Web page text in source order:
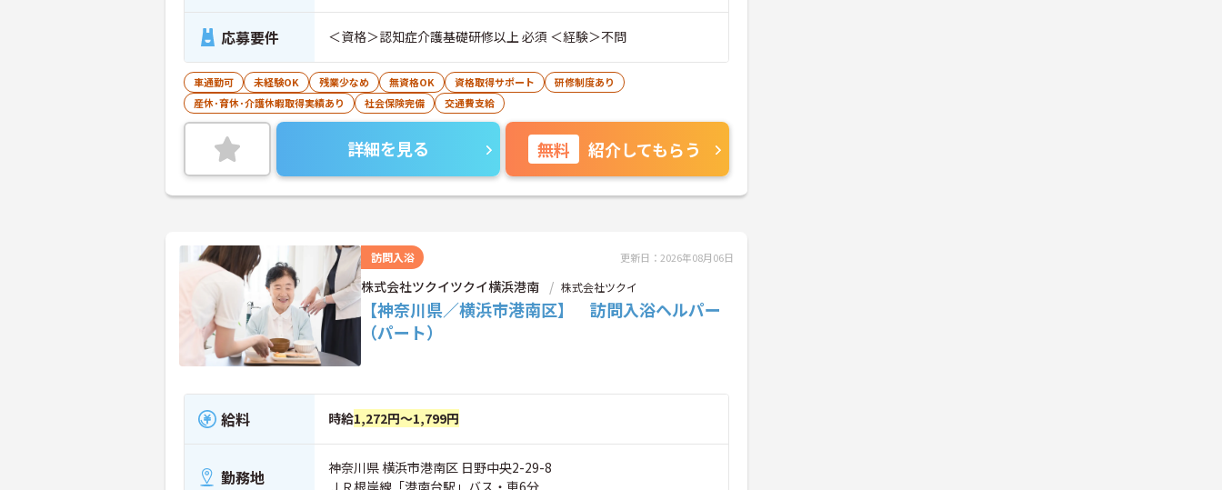
応募要件 ＜資格＞認知症介護基礎研修以上 必須 ＜経験＞不問
車通勤可 未経験OK 残業少なめ 無資格OK 資格取得サポート
研修制度あり
産休･育休･介護休暇取得実績あり
社会保険完備 交通費支給
詳細を見る 無料 紹介してもらう
訪問入浴 更新日：2026年08月06日
株式会社ツクイツクイ横浜港南 株式会社ツクイ
【神奈川県／横浜市港南区】 訪問入浴ヘルパー
（パート）
給料 時給1,272円～1,799円
勤務地
神奈川県 横浜市港南区 日野中央2-29-8
ＪＲ根岸線「港南台駅」バス・車6分